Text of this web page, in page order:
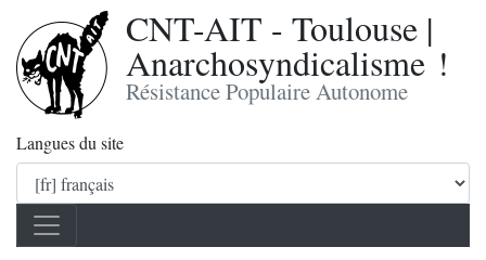
CNT-AIT - Toulouse |
Anarchosyndicalisme !
Résistance Populaire Autonome
Langues du site